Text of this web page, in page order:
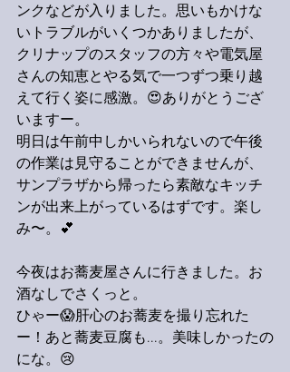
ンクなどが入りました。思いもかけな
いトラブルがいくつかありましたが、
クリナップのスタッフの方々や電気屋
さんの知恵とやる気で一つずつ乗り越
えて行く姿に感激。😍ありがとうござ
いますー。
明日は午前中しかいられないので午後
の作業は見守ることができませんが、
サンプラザから帰ったら素敵なキッチ
ンが出来上がっているはずです。楽し
み〜。💕
今夜はお蕎麦屋さんに行きました。お
酒なしでさくっと。
ひゃー😱肝心のお蕎麦を撮り忘れた
ー！あと蕎麦豆腐も...。美味しかったの
にな。😢